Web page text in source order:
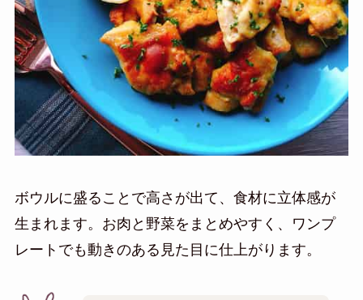
ボウルに盛ることで高さが出て、食材に立体感が
生まれます。お肉と野菜をまとめやすく、ワンプ
レートでも動きのある見た目に仕上がります。